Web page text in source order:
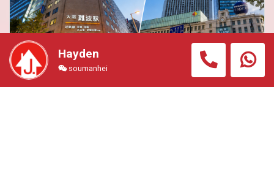
【50萬港幣左右，買到大阪難波收租盤? 】
Hayden
soumanhei